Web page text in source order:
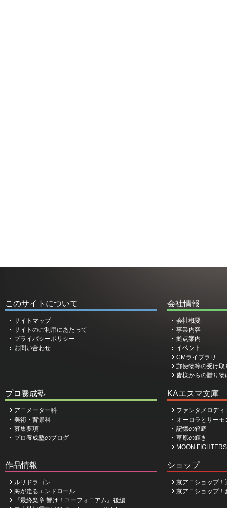
このサイトについて
サイトマップ
サイトのご利用にあたって
プライバシーポリシー
お問い合わせ
会社情報
会社概要
事業内容
拠点案内
イベント
CMライブラリ
郵便物等の受け取
皆様からの贈り
プロ養成塾
アニメーター科
美術・背景科
募集要項
プロ養成塾のブログ
KAエスマ文庫
ファンタメロデ
オーロラとサーモ
記憶の箱庭
草原の輝き
MOON
作品情報
ルリドラゴン
海が走るエンドロール
『最終楽章 響け！ユーフォニアム』後編
ショップ
京アニショップ！
京アニショップ！